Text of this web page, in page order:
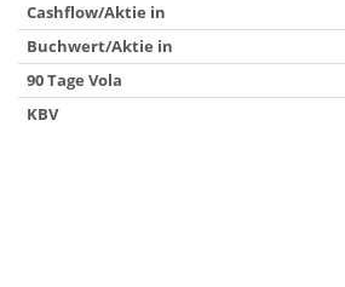
Cashflow/Aktie in
Buchwert/Aktie in
90 Tage Vola
KBV